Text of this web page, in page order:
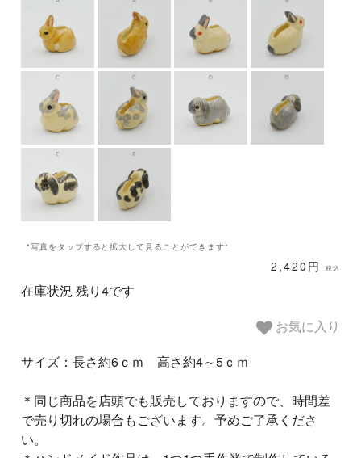
*写真をタップすると拡大して見ることができます*
2,420円 税込
在庫状況 残り4です
お気に入り
サイズ：長さ約6ｃｍ 高さ約4～5ｃｍ
＊同じ商品を店頭でも販売しておりますので、時間差
で売り切れの場合もございます。予めご了承くださ
い。